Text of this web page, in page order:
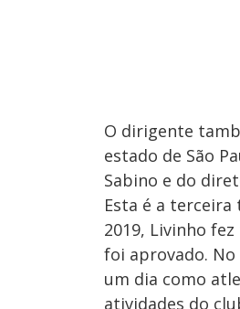
O dirigente
estado de São
Sabino e do
Esta é a
2019, Livinho
foi aprovado.
um dia como
atividades do